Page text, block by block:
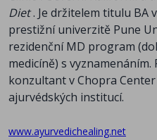
Diet. Je držitelem titulu BA
prestižní univerzitě Pune
rezidenční MD program
medicíně) s
konzultant v Chopra
ajurvédských institucí.
www.ayurvedichealing.net